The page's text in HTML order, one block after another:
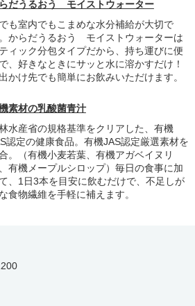
だうるおう モイストウォーター
も室内でもこまめな水分補給が大切で
からだうるおう モイストウォーターは
ィック分包タイプだから、持ち運びに便
、好きなときにサッと水に溶かすだけ！
かけ先でも簡単にお飲みいただけます。
素材の乳酸菌青汁
水産省の規格基準をクリアした、有機
認定の健康食品。有機JAS認定厳選素材を
。（有機小麦若葉、有機アガベイヌリ
有機メープルシロップ）毎日の食事に加
、1日3本を目安に飲むだけで、不足しが
食物繊維を手軽に補えます。